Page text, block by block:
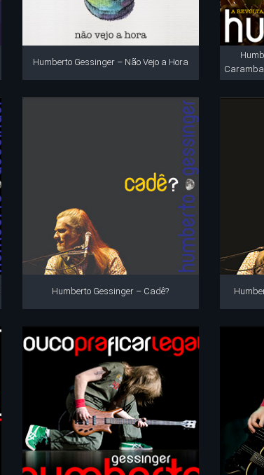
Humberto Gessinger – Não Vejo a Hora
Caramba
Humberto Gessinger – Cadê?